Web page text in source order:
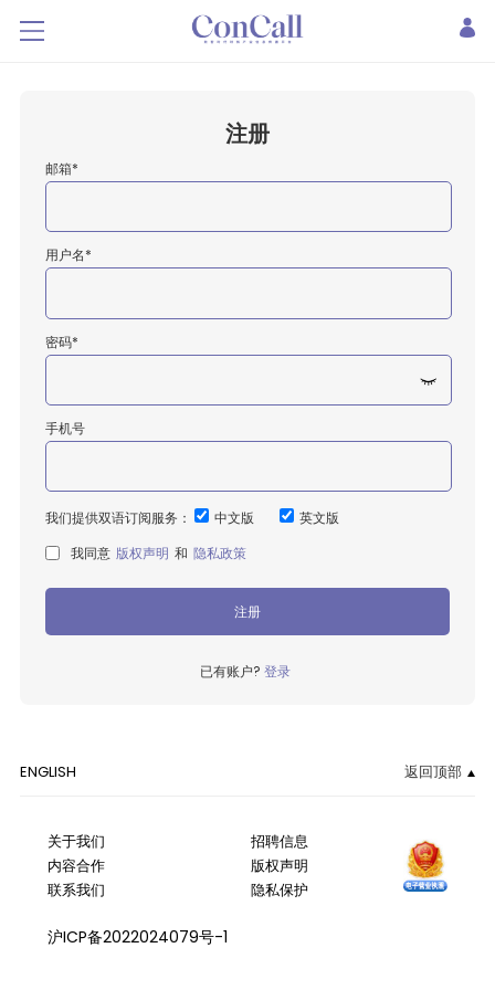
注册
邮箱*
用户名*
密码*
手机号
我们提供双语订阅服务： 中文版
英文版
我同意 版权声明 和 隐私政策
注册
已有账户? 登录
ENGLISH 返回顶部
关于我们
内容合作
联系我们
招聘信息
版权声明
隐私保护
沪ICP备2022024079号-1